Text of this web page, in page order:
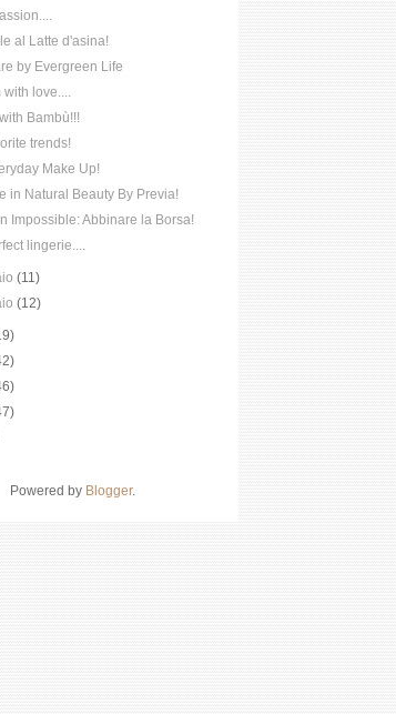
al Latte d'asina!
by Evergreen Life
with love....
Bambù!!!
trends!
Make Up!
in Natural Beauty By Previa!
Impossible: Abbinare la Borsa!
lingerie....
(11)
(12)
Powered by Blogger.